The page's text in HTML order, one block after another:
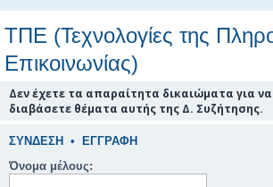
ΤΠΕ (Τεχνολογίες της
Επικοινωνίας)
Δεν έχετε τα απαραίτητα δικαιώματα για
διαβάσετε θέματα αυτής της Δ. Συζήτησης.
ΣΎΝΔΕΣΗ • ΕΓΓΡΑΦΉ
Όνομα μέλους: